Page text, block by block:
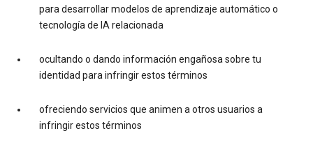
para desarrollar modelos de aprendizaje automático o
tecnología de IA relacionada
ocultando o dando información engañosa sobre tu
identidad para infringir estos términos
ofreciendo servicios que animen a otros usuarios a
infringir estos términos